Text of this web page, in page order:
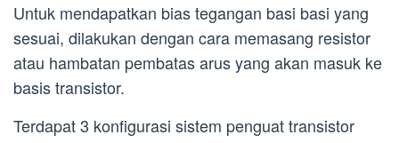
Untuk mendapatkan bias tegangan basi basi yang
sesuai, dilakukan dengan cara memasang resistor
atau hambatan pembatas arus yang akan masuk ke
basis transistor.
Terdapat 3 konfigurasi sistem penguat transistor